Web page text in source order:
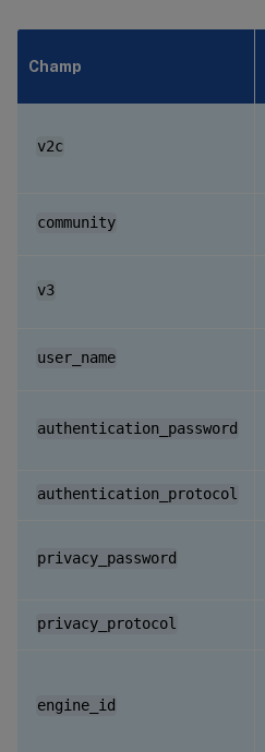
Champ
v2c
community
v3
user_name
authentication_password
authentication_protocol
privacy_password
privacy_protocol
engine_id